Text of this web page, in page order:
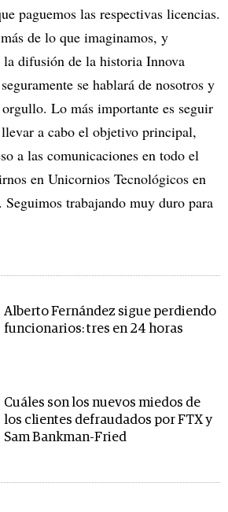
paguemos las respectivas licencias.
de lo que imaginamos, y
la difusión de la historia Innova
se hablará de nosotros y
orgullo. Lo más importante es seguir
a cabo el objetivo principal,
a las comunicaciones en todo el
en Unicornios Tecnológicos en
trabajando muy duro para
Alberto Fernández sigue perdiendo
funcionarios: tres en 24 horas
Cuáles son los nuevos miedos de
los clientes defraudados por FTX y
Sam Bankman-Fried